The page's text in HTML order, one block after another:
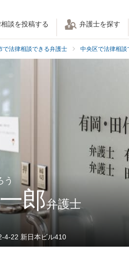
談を投稿する 弁護士を探す
で法律相談できる弁護士 中央区で法律相談
う
郎弁護士
4-22 新日本ビル410